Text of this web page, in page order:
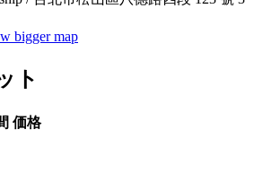
bigger map
ト
価格